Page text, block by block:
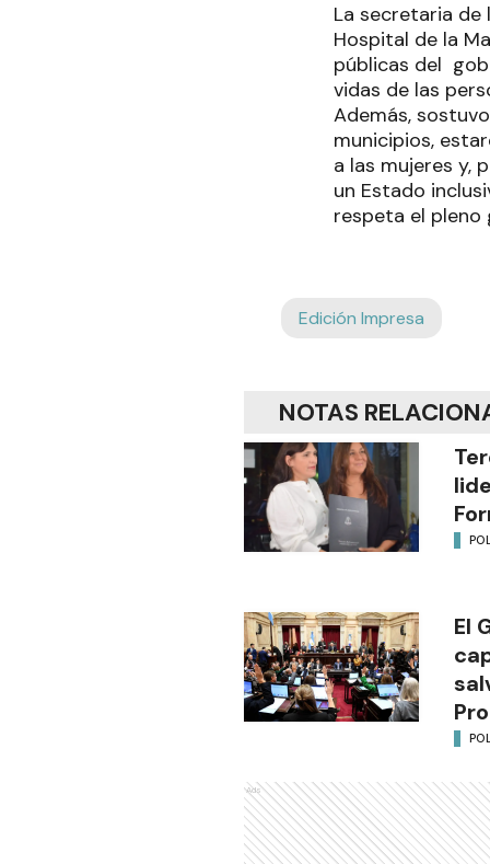
La secretaria de
Hospital de la
públicas del
vidas de las
Además,
municipios,
a las mujeres y,
un Estado
respeta el pleno
Edición Impresa
NOTAS
El
Ads